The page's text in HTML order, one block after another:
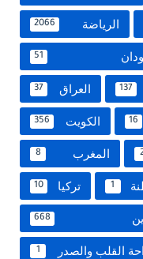
الرياضة 2066
51
137 العراق 37
16 الكويت 356
المغرب 8
1 تركيا 10
668
القلب والصدر 1